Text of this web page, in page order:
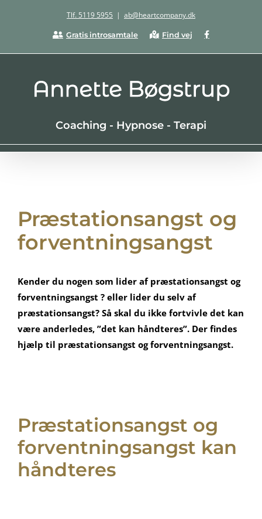
Tlf. 5119 5955 | ab@heartcompany.dk
Gratis introsamtale Find vej Facebook
Coaching - Hypnose - Terapi
Præstationsangst og
forventningsangst
Kender du nogen som lider af præstationsangst og
forventningsangst ? eller lider du selv af
præstationsangst? Så skal du ikke fortvivle det kan
være anderledes, ”det kan håndteres”. Der findes
hjælp til præstationsangst og forventningsangst.
Præstationsangst og
forventningsangst kan
håndteres